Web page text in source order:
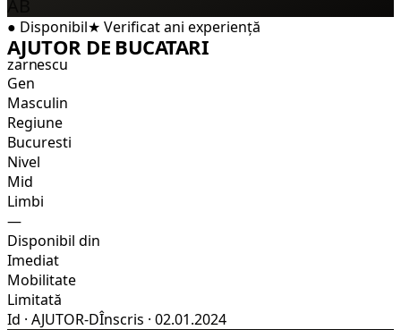
● Disponibil★ Verificatani experiență
AJUTOR DE BUCATARI
zarnescu
Gen
Masculin
Regiune
Bucuresti
Nivel
Mid
Limbi
—
Disponibil din
Imediat
Mobilitate
Limitată
Id · AJUTOR-DÎnscris · 02.01.2024